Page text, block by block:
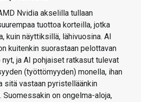
Nvidia akselilla tullaan
tuottoa korteilla, jotka
kuin näyttiksillä, lähivuosina. AI
kuitenkin suorastaan pelottavan
ja AI pohjaiset ratkasut tulevat
(työttömyyden) monella, ihan
sitä vastaan pyristelläänkin
on ongelma-aloja,